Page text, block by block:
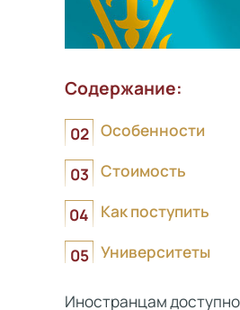
Содержание:
Особенности
Стоимость
Как поступить
Университеты
Иностранцам